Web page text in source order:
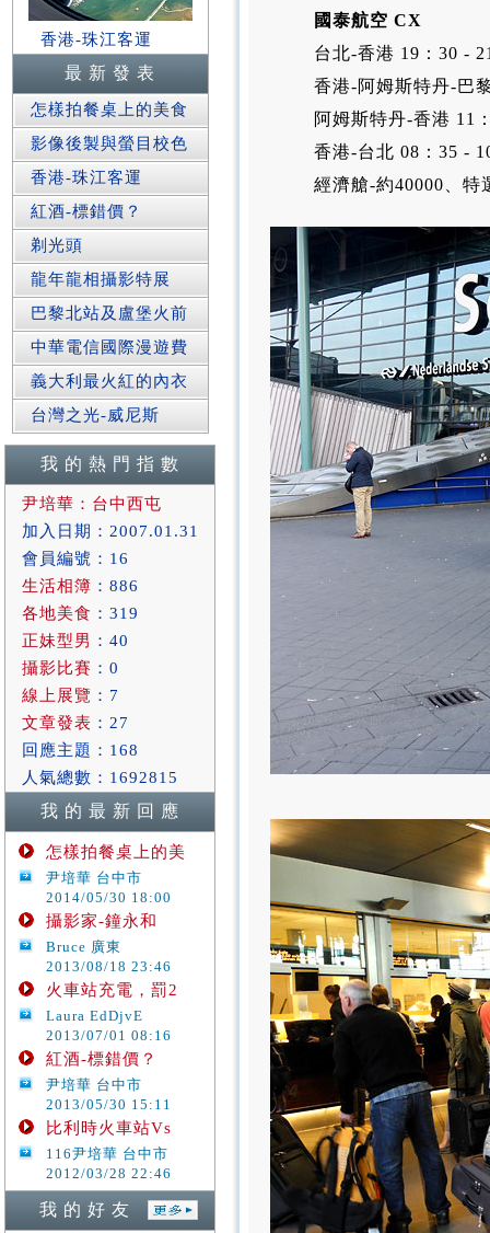
香港-珠江客運
最 新 發 表
怎樣拍餐桌上的美食
影像後製與螢目校色
香港-珠江客運
紅酒-標錯價？
剃光頭
龍年龍相攝影特展
巴黎北站及盧堡火前
中華電信國際漫遊費
義大利最火紅的內衣
台灣之光-威尼斯
我 的 熱 門 指 數
尹培華：台中西屯
加入日期：2007.01.31
會員編號：16
生活相簿 ：886
各地美食 ：319
正妹型男 ：40
攝影比賽 ：0
線上展覽 ：7
文章發表 ：27
回應主題：168
人氣總數：1692815
我 的 最 新 回 應
怎樣拍餐桌上的美
尹培華 台中市
2014/05/30 18:00
攝影家-鐘永和
Bruce 廣東
2013/08/18 23:46
火車站充電，罰2
Laura EdDjvE
2013/07/01 08:16
紅酒-標錯價？
尹培華 台中市
2013/05/30 15:11
比利時火車站Vs
116尹培華 台中市
2012/03/28 22:46
我 的 好 友
國泰航空 CX
台北-香港 19：30 -
香港-阿姆斯特丹-巴
阿姆斯特丹-香港 11
香港-台北 08：35 -
經濟艙-約40000、特